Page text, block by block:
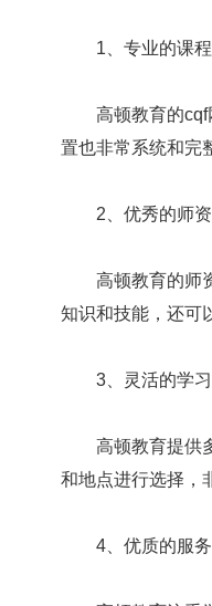
1、专业的课程
高顿教育的cqf网
置也非常系统和完
2、优秀的师资
高顿教育的师资
知识和技能，还可
3、灵活的学习
高顿教育提供多
和地点进行选择，
4、优质的服务